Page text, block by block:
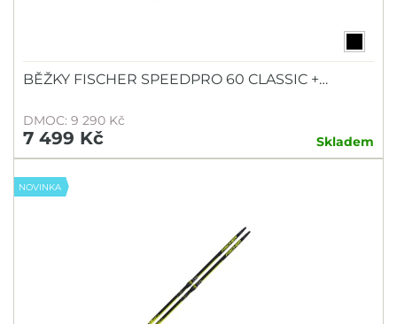
BĚŽKY FISCHER SPEEDPRO 60 CLASSIC +…
DMOC: 9 290 Kč
7 499 Kč Skladem
NOVINKA